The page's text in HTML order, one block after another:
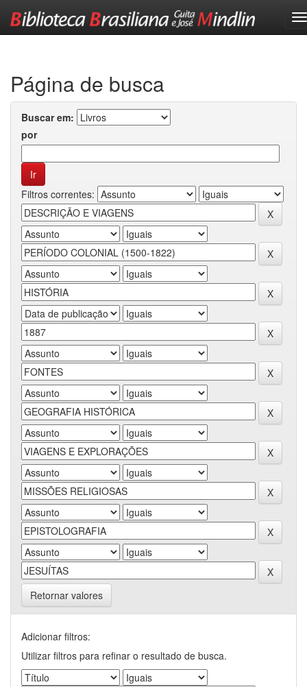
Página de busca
Buscar em:
por
Filtros correntes:
Retornar valores
Adicionar filtros:
Utilizar filtros para refinar o resultado de busca.